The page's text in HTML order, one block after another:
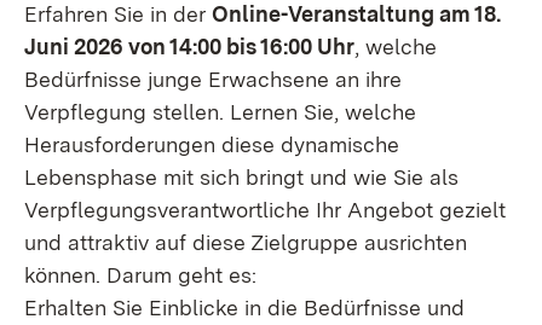
Erfahren Sie in der Online-Veranstaltung am 18.
Juni 2026 von 14:00 bis 16:00 Uhr, welche
Bedürfnisse junge Erwachsene an ihre
Verpflegung stellen. Lernen Sie, welche
Herausforderungen diese dynamische
Lebensphase mit sich bringt und wie Sie als
Verpflegungsverantwortliche Ihr Angebot gezielt
und attraktiv auf diese Zielgruppe ausrichten
können. Darum geht es:
Erhalten Sie Einblicke in die Bedürfnisse und